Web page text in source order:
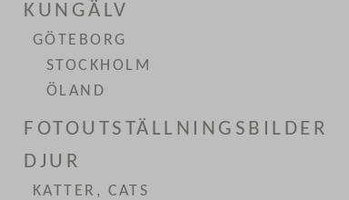
KUNGÄLV
GÖTEBORG
STOCKHOLM
ÖLAND
FOTOUTSTÄLLNINGSBILDER
DJUR
KATTER, CATS